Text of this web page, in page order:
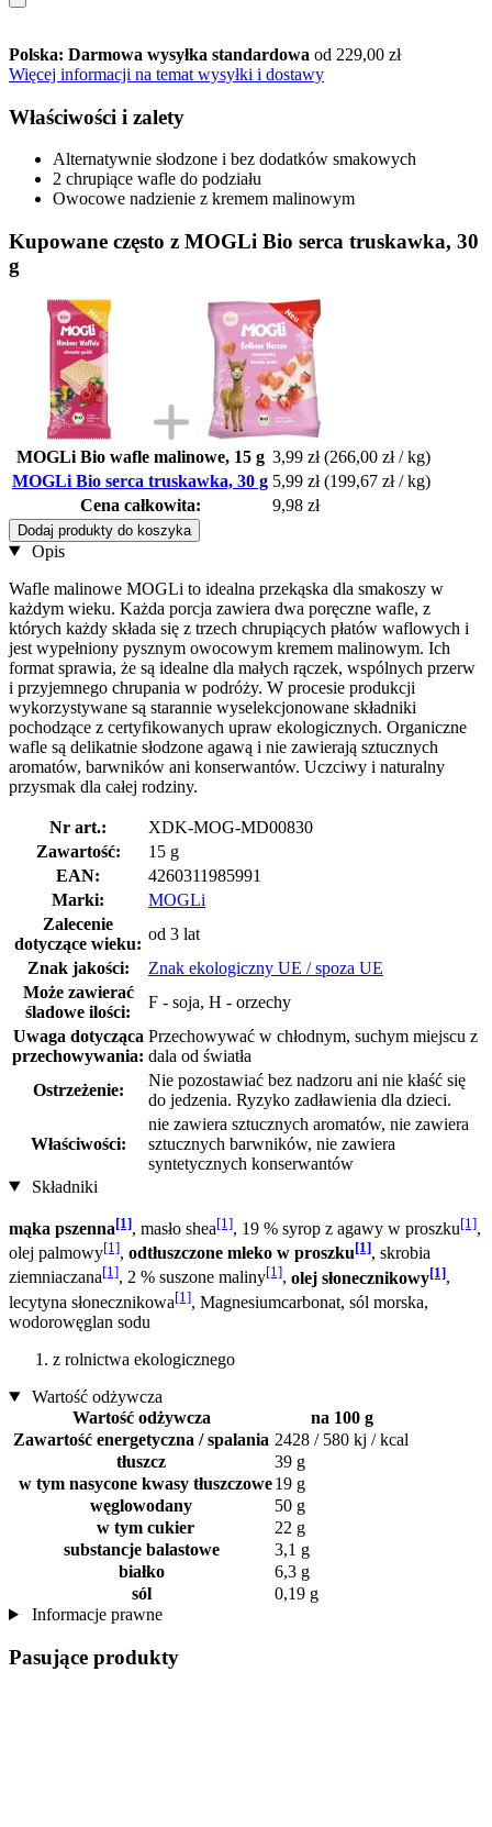
Polska: Darmowa wysyłka standardowa od 229,00 zł
Więcej informacji na temat wysyłki i dostawy
Właściwości i zalety
Alternatywnie słodzone i bez dodatków smakowych
2 chrupiące wafle do podziału
Owocowe nadzienie z kremem malinowym
Kupowane często z MOGLi Bio serca truskawka, 30
g
MOGLi Bio wafle malinowe, 15 g 3,99 zł (266,00 zł / kg)
MOGLi Bio serca truskawka, 30 g 5,99 zł (199,67 zł / kg)
Cena całkowita:
9,98 zł
Dodaj produkty do koszyka
Opis
Wafle malinowe MOGLi to idealna przekąska dla smakoszy w
każdym wieku. Każda porcja zawiera dwa poręczne wafle, z
których każdy składa się z trzech chrupiących płatów waflowych i
jest wypełniony pysznym owocowym kremem malinowym. Ich
format sprawia, że są idealne dla małych rączek, wspólnych przerw
i przyjemnego chrupania w podróży. W procesie produkcji
wykorzystywane są starannie wyselekcjonowane składniki
pochodzące z certyfikowanych upraw ekologicznych. Organiczne
wafle są delikatnie słodzone agawą i nie zawierają sztucznych
aromatów, barwników ani konserwantów. Uczciwy i naturalny
przysmak dla całej rodziny.
Nr art.:
XDK-MOG-MD00830
Zawartość:
15 g
EAN:
4260311985991
Marki:
MOGLi
Zalecenie
dotyczące wieku:
od 3 lat
Znak jakości:
Znak ekologiczny UE / spoza UE
Może zawierać
śladowe ilości:
F - soja, H - orzechy
Uwaga dotycząca
przechowywania:
Przechowywać w chłodnym, suchym miejscu z
dala od światła
Ostrzeżenie:
Nie pozostawiać bez nadzoru ani nie kłaść się
do jedzenia. Ryzyko zadławienia dla dzieci.
Właściwości:
nie zawiera sztucznych aromatów, nie zawiera
sztucznych barwników, nie zawiera
syntetycznych konserwantów
Składniki
mąka pszenna[1], masło shea[1], 19 % syrop z agawy w proszku[1],
olej palmowy[1], odtłuszczone mleko w proszku[1], skrobia
ziemniaczana[1], 2 % suszone maliny[1], olej słonecznikowy[1],
lecytyna słonecznikowa[1], Magnesiumcarbonat, sól morska,
wodorowęglan sodu
z rolnictwa ekologicznego
Wartość odżywcza
Wartość odżywcza
na 100 g
Zawartość energetyczna / spalania 2428 / 580 kj / kcal
tłuszcz
39 g
w tym nasycone kwasy tłuszczowe19 g
węglowodany
50 g
w tym cukier
22 g
substancje balastowe
3,1 g
białko
6,3 g
sól
0,19 g
Informacje prawne
Pasujące produkty